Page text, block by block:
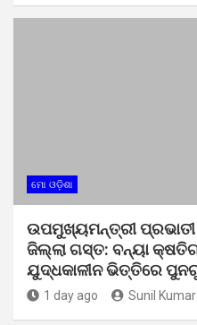
ମୋ ଓଡ଼ିଶା
ଉପମୁଖ୍ୟମନ୍ତ୍ରୀ
ଜିଲ୍ଲା ଗସ୍ତ: ବନ୍ୟା
ଯୁଦ୍ଧକାଳୀନ ଭିତ୍ତିରେ
1 day ago Sunil